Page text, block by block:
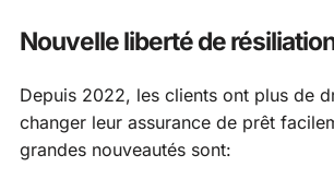
Nouvelle liberté de
Depuis 2022, les clients ont plus de
changer leur assurance de prêt
grandes nouveautés sont: